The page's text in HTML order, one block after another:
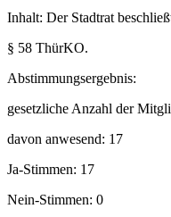
Inhalt: Der Stadtrat
§ 58 ThürKO.
Abstimmungsergebnis:
gesetzliche Anzahl der
davon anwesend: 17
Ja-Stimmen: 17
Nein-Stimmen: 0